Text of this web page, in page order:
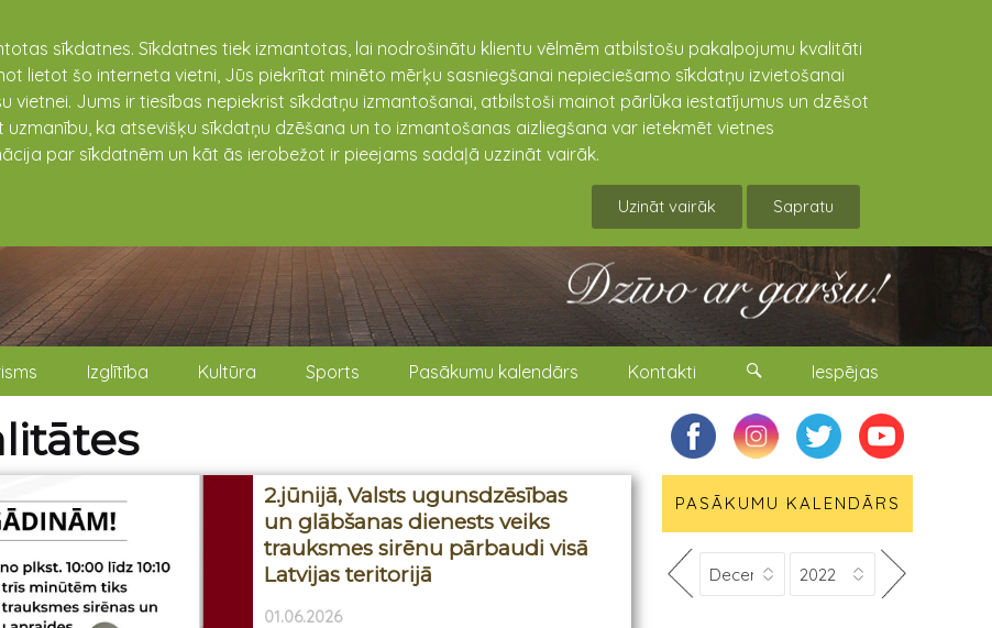
sīkdatnes. Sīkdatnes tiek izmantotas, lai nodrošinātu klientu vēlmēm atbilstošu pakalpojumu kvalitāti
lietot šo interneta vietni, Jūs piekrītat minēto mērķu sasniegšanai nepieciešamo sīkdatņu izvietošanai
vietnei. Jums ir tiesības nepiekrist sīkdatņu izmantošanai, atbilstoši mainot pārlūka iestatījumus un dzēšot
ka atsevišķu sīkdatņu dzēšana un to izmantošanas aizliegšana var ietekmēt vietnes
par sīkdatnēm un kāt ās ierobežot ir pieejams sadaļā uzzināt vairāk.
Uzināt vairāk Sapratu
Izglītība Kultūra Sports Pasākumu kalendārs Kontakti Iespējas
2.jūnijā, Valsts ugunsdzēsības
un glābšanas dienests veiks
trauksmes sirēnu pārbaudi visā
Latvijas teritorijā
01.06.2026
PASĀKUMU KALENDĀRS